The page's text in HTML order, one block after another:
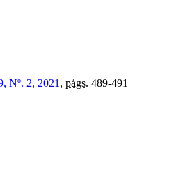
Nº. 2, 2021 , págs. 489-491